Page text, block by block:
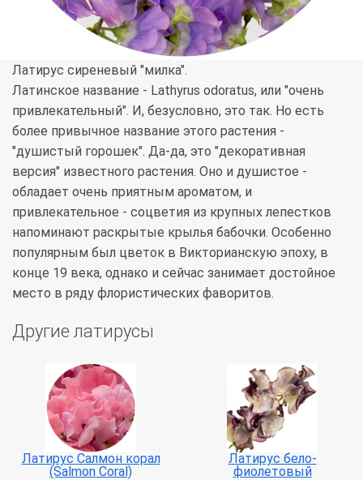
Латирус сиреневый "милка".
Латинское название - Lathyrus odoratus, или "очень
привлекательный". И, безусловно, это так. Но есть
более привычное название этого растения -
"душистый горошек". Да-да, это "декоративная
версия" известного растения. Оно и душистое -
обладает очень приятным ароматом, и
привлекательное - соцветия из крупных лепестков
напоминают раскрытые крылья бабочки. Особенно
популярным был цветок в Викторианскую эпоху, в
конце 19 века, однако и сейчас занимает достойное
место в ряду флористических фаворитов.
Другие латирусы
Латирус Салмон корал
(Salmon Coral)
Латирус бело-
фиолетовый